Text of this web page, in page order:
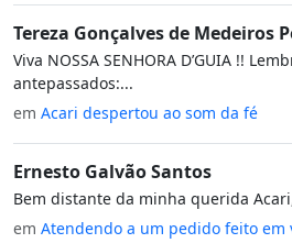
Tereza Gonçalves de Medeiros
Viva NOSSA SENHORA D’GUIA !!
antepassados:...
em Acari despertou ao som da fé
Ernesto Galvão Santos
Bem distante da minha querida
em Atendendo a um pedido feito